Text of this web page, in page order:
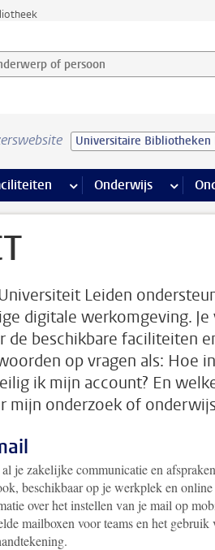
of persoon en selecteer categorie
Universitaire Bibliotheken
pagina’s meer Faciliteiten pagina’s
Onderwijs meer
Leiden
digitale werkomgeving.
de beschikbare faciliteiten
op vragen als: Hoe
ik mijn account? En
mijn onderzoek of
je zakelijke communicatie en
beschikbaar op je werkplek en
over het instellen van je mail op
mailboxen voor teams en het